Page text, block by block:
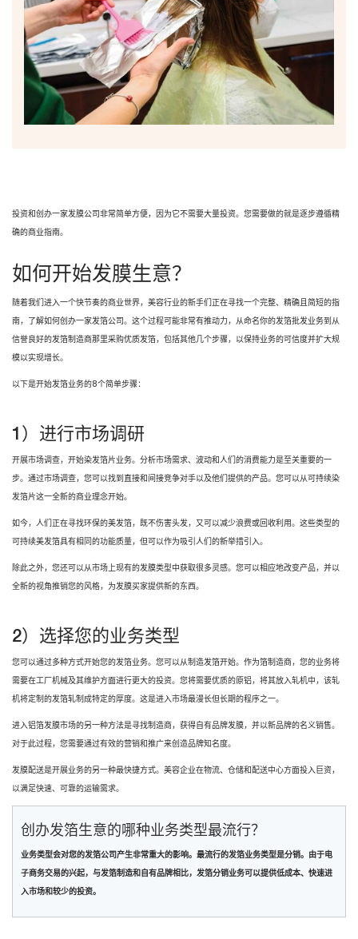
投资和创办一家发膜公司非常简单方便，因为它不需要大量投资。您需要做的就是逐步遵循精
确的商业指南。
如何开始发膜生意？
随着我们进入一个快节奏的商业世界，美容行业的新手们正在寻找一个完整、精确且简短的指
南，了解如何创办一家发箔公司。这个过程可能非常有推动力，从命名你的发箔批发业务到从
信誉良好的发箔制造商那里采购优质发箔，包括其他几个步骤，以保持业务的可信度并扩大规
模以实现增长。
以下是开始发箔业务的8个简单步骤：
1）进行市场调研
开展市场调查，开始染发箔片业务。分析市场需求、波动和人们的消费能力是至关重要的一
步。通过市场调查，您可以找到直接和间接竞争对手以及他们提供的产品。您可以从可持续染
发箔片这一全新的商业理念开始。
如今，人们正在寻找环保的美发箔，既不伤害头发，又可以减少浪费或回收利用。这些类型的
可持续美发箔具有相同的功能质量，但可以作为吸引人们的新举措引入。
除此之外，您还可以从市场上现有的发膜类型中获取很多灵感。您可以相应地改变产品，并以
全新的视角推销您的风格，为发膜买家提供新的东西。
2）选择您的业务类型
您可以通过多种方式开始您的发箔业务。您可以从制造发箔开始。作为箔制造商，您的业务将
需要在工厂机械及其维护方面进行更大的投资。您将需要优质的原铝，将其放入轧机中，该轧
机将定制的发箔轧制成特定的厚度。这是进入市场最漫长但长期的程序之一。
进入铝箔发膜市场的另一种方法是寻找制造商，获得自有品牌发膜，并以新品牌的名义销售。
对于此过程，您需要通过有效的营销和推广来创造品牌知名度。
发膜配送是开展业务的另一种最快捷方式。美容企业在物流、仓储和配送中心方面投入巨资，
以满足快速、可靠的运输需求。
创办发箔生意的哪种业务类型最流行？
业务类型会对您的发箔公司产生非常重大的影响。最流行的发箔业务类型是分销。由于电
子商务交易的兴起，与发箔制造和自有品牌相比，发箔分销业务可以提供低成本、快速进
入市场和较少的投资。